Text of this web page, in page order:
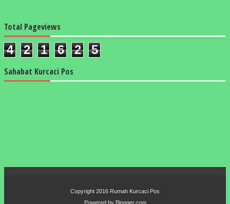
Total Pageviews
4 2 1 6 2 5
Sahabat Kurcaci Pos
Copyright 2016 Rumah Kurcaci Pos
Powered by Blogger.com